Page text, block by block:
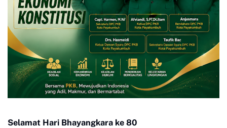
Selamat Hari Bhayangkara ke 80